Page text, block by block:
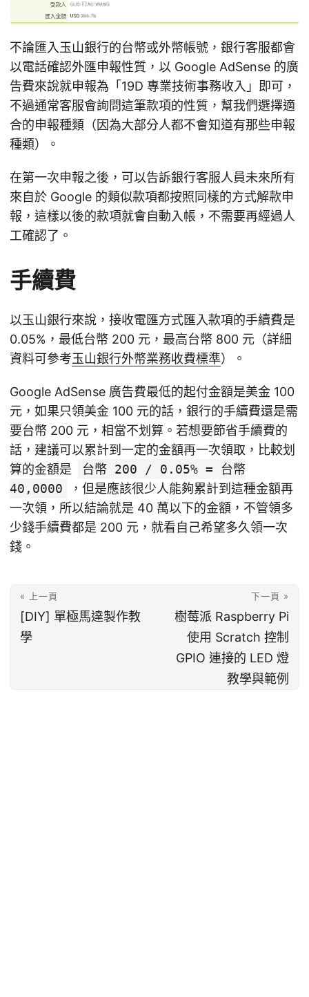
不論匯入玉山銀行的台幣或外幣帳號，銀行客服都會
以電話確認外匯申報性質，以 Google AdSense 的廣
告費來說就申報為「19D 專業技術事務收入」即可，
不過通常客服會詢問這筆款項的性質，幫我們選擇適
合的申報種類（因為大部分人都不會知道有那些申報
種類）。
在第一次申報之後，可以告訴銀行客服人員未來所有
來自於 Google 的類似款項都按照同樣的方式解款申
報，這樣以後的款項就會自動入帳，不需要再經過人
工確認了。
手續費
以玉山銀行來說，接收電匯方式匯入款項的手續費是
0.05%，最低台幣 200 元，最高台幣 800 元（詳細
資料可參考玉山銀行外幣業務收費標準）。
Google AdSense 廣告費最低的起付金額是美金 100
元，如果只領美金 100 元的話，銀行的手續費還是需
要台幣 200 元，相當不划算。若想要節省手續費的
話，建議可以累計到一定的金額再一次領取，比較划
算的金額是
台幣 200 / 0.05% = 台幣
40,0000
，但是應該很少人能夠累計到這種金額再
一次領，所以結論就是 40 萬以下的金額，不管領多
少錢手續費都是 200 元，就看自己希望多久領一次
錢。
« 上一頁
[DIY] 單極馬達製作教
學
下一頁 »
樹莓派 Raspberry Pi
使用 Scratch 控制
GPIO 連接的 LED 燈
教學與範例